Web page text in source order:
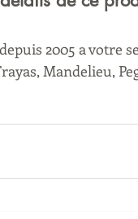
2005 a votre
Mandelieu,